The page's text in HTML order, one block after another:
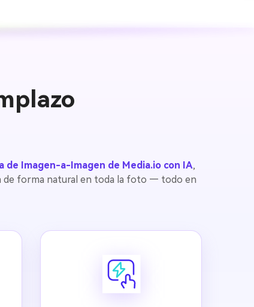
de Imagen-a-Imagen de Media.io con IA,
de forma natural en toda la foto — todo en